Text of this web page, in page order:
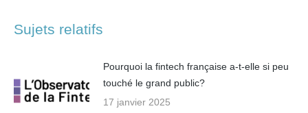
Sujets relatifs
Pourquoi la fintech française a-t-elle si peu
touché le grand public?
17 janvier 2025